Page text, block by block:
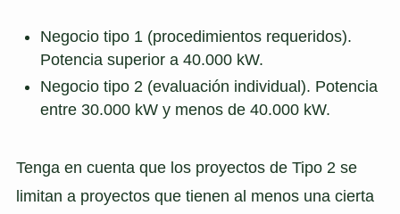
Negocio tipo 1 (procedimientos requeridos).
Potencia superior a 40.000 kW.
Negocio tipo 2 (evaluación individual). Potencia
entre 30.000 kW y menos de 40.000 kW.
Tenga en cuenta que los proyectos de Tipo 2 se
limitan a proyectos que tienen al menos una cierta